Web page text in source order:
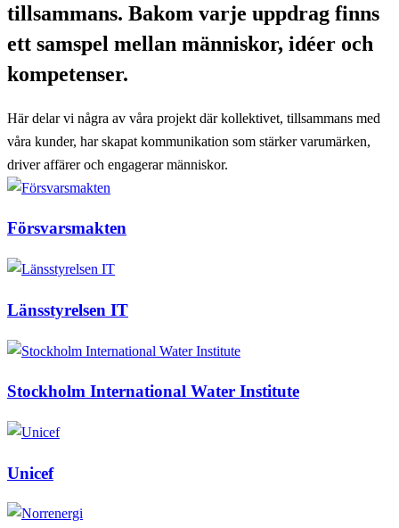
tillsammans. Bakom varje uppdrag finns
ett samspel mellan människor, idéer och
kompetenser.
Här delar vi några av våra projekt där kollektivet, tillsammans med
våra kunder, har skapat kommunikation som stärker varumärken,
driver affärer och engagerar människor.
Försvarsmakten
Länsstyrelsen IT
Stockholm International Water Institute
Unicef